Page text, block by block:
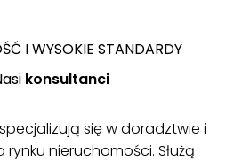
I WYSOKIE STANDARDY
konsultanci
się w doradztwie i
nieruchomości. Służą